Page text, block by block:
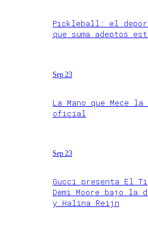
Pickleball: el
que suma adeptos
Sep 23
La Mano que Mece
oficial
Sep 23
Gucci presenta El
Demi Moore bajo la
y Halina Reijn